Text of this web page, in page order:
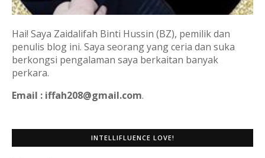
Hai! Saya Zaidalifah Binti Hussin (BZ), pemilik dan
penulis blog ini. Saya seorang yang ceria dan suka
berkongsi pengalaman saya berkaitan banyak
perkara.
Email : iffah208@gmail.com.
INTELLIFLUENCE LOVE!